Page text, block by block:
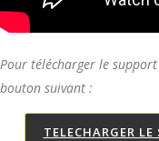
Pour télécharger le
bouton suivant :
TELECHARGER